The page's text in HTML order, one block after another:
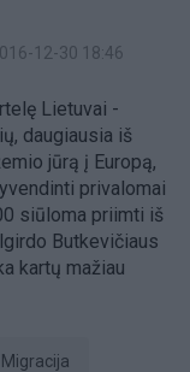
12-30 18:46
Lietuvai -
daugiausia iš
jūrą į Europą,
privalomai
siūloma priimti iš
Butkevičiaus
kartų mažiau
migracija